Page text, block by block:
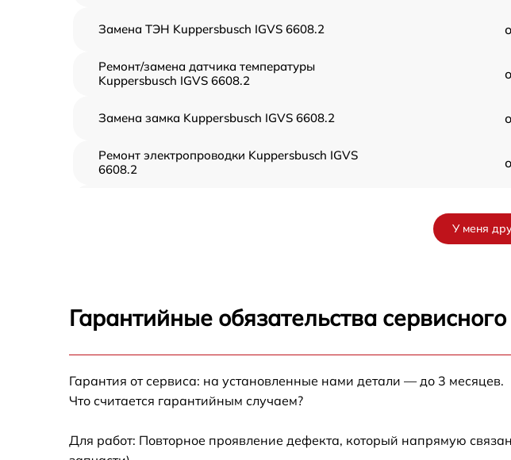
Замена ТЭН Kuppersbusch IGVS 6608.2
Ремонт/замена датчика температуры
Kuppersbusch IGVS 6608.2
Замена замка Kuppersbusch IGVS 6608.2
Ремонт электропроводки Kuppersbusch IGVS
6608.2
Kuppersbusch IGVS 6608.2
IGVS 6608.2
Замена панели управления Kuppersbusch
IGVS 6608.2
Замена расходомера Kuppersbusch IGVS
6608.2
У меня
Гарантийные обязательства
Гарантия от сервиса: на установленные нами детали — до 3 месяцев.
Что считается гарантийным случаем?
Для работ: Повторное проявление дефекта, который напрямую